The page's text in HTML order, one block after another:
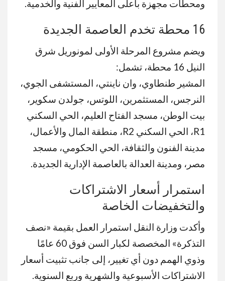
ومحطات مجهزة بأعلى المعايير الفنية والخدمية.
16 محطة تخدم العاصمة الجديدة
ويضم مشروع المرحلة الأولى لمونوريل شرق
النيل 16 محطة، تشمل:
المشير طنطاوي، وان ناينتي، المستشفى الجوي،
النرجس، المستثمرين، اللوتس، جولدن سكوير،
بيت الوطن، مسجد الفتاح العليم، الحي السكني
R1، الحي السكني R2، منطقة المال والأعمال،
مدينة الفنون والثقافة، الحي الحكومي، مسجد
مصر، ومدينة العدالة بالعاصمة الإدارية الجديدة.
استمرار أسعار الاشتراكات
والتخفيضات الخاصة
وأكدت وزارة النقل استمرار العمل بقيمة «نصف
التذكرة» المخصصة لكبار السن فوق 60 عامًا
وذوي الهمم دون أي تغيير، إلى جانب تثبيت أسعار
الاشتراكات الأسبوعية والشهرية وربع السنوية.